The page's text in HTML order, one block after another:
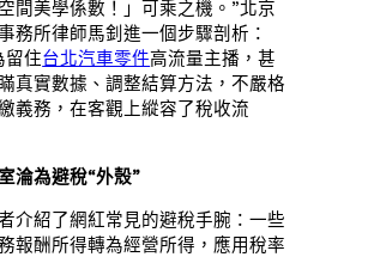
間美學係數！」可乘之機。”北京
務所律師馬釗進一個步驟剖析：
留住台北汽車零件高流量主播，甚
真實數據、調整結算方法，不嚴格
義務，在客觀上縱容了稅收流
淪為避稅“外殼”
介紹了網紅常見的避稅手腕：一些
報酬所得轉為經營所得，應用稅率